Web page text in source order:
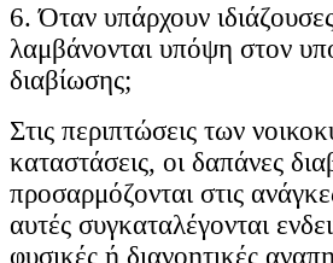
6. Όταν υπάρχουν
λαμβάνονται υπόψη στον
διαβίωσης;
Στις περιπτώσεις των
καταστάσεις, οι δαπάνες
προσαρμόζονται στις
αυτές συγκαταλέγονται
φυσικές ή διανοητικές